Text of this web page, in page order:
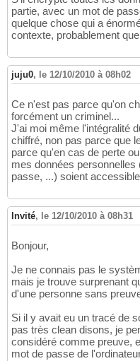
partie, avec un mot de
quelque chose qui a
contexte, probablement
juju0, le 12/10/2010 à 08h02
Ce n'est pas parce qu'on
forcément un criminel...
J'ai moi même l'intégralité
chiffré, non pas parce que
parce qu'en cas de perte
mes données
passe, ...) soient
Invité, le 12/10/2010 à 08h31
Bonjour,
Je ne connais pas le
mais je trouve surprenant
d'une personne sans
Si il y avait eu un tracé de
pas très clean disons, je
considéré comme preuve,
mot de passe de